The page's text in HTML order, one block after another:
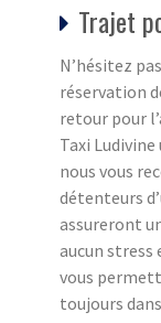
Trajet
N’hésitez
réservation
retour pour
Taxi
nous vous
détenteurs
assureront
aucun
vous
toujours